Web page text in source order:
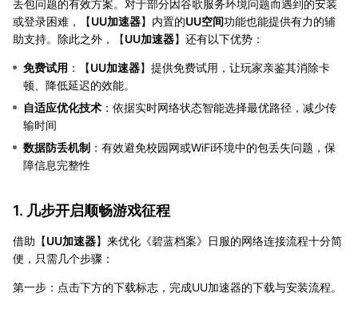
丢包问题的有效方案。对于部分因谷歌服务环境问题而遇到的安装
或登录困难，【UU加速器】内置的UU空间功能也能提供有力的辅
助支持。除此之外，【UU加速器】还有以下优势：
免费试用 ：【UU加速器】提供免费试用，让玩家亲鉴其消除卡
顿、降低延迟的效能。
自适应优化技术 ：依据实时网络状态智能选择最优路径，减少传
输时间
数据防丢机制 ：有效避免校园网或WiFi环境中的包丢失问题，保
障信息完整性
1. 几步开启顺畅游戏征程
借助【UU加速器】来优化《碧蓝档案》日服的网络连接流程十分简
便，只需几个步骤：
第一步：点击下方的下载标志，完成UU加速器的下载与安装流程。